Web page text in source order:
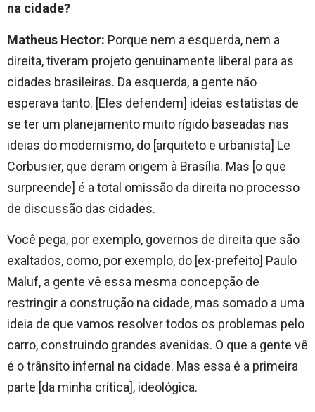
na cidade?
Matheus Hector: Porque nem a esquerda, nem a
direita, tiveram projeto genuinamente liberal para as
cidades brasileiras. Da esquerda, a gente não
esperava tanto. [Eles defendem] ideias estatistas de
se ter um planejamento muito rígido baseadas nas
ideias do modernismo, do [arquiteto e urbanista] Le
Corbusier, que deram origem à Brasília. Mas [o que
surpreende] é a total omissão da direita no processo
de discussão das cidades.
Você pega, por exemplo, governos de direita que são
exaltados, como, por exemplo, do [ex-prefeito] Paulo
Maluf, a gente vê essa mesma concepção de
restringir a construção na cidade, mas somado a uma
ideia de que vamos resolver todos os problemas pelo
carro, construindo grandes avenidas. O que a gente vê
é o trânsito infernal na cidade. Mas essa é a primeira
parte [da minha crítica], ideológica.